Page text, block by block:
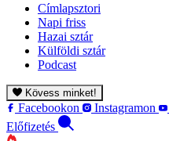
Címlapsztori
Napi friss
Hazai sztár
Külföldi sztár
Podcast
Kövess minket!
Facebookon Instagramon
Előfizetés